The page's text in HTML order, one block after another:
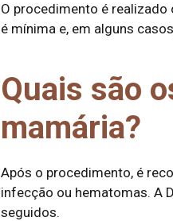
O procedimento é
é mínima e, em alguns
Quais são
mamária?
Após o procedimento, é
infecção ou hematomas. A
seguidos.